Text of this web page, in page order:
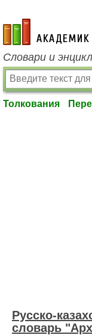
academic.ru
Словари и
Толкования
Русско-
словарь